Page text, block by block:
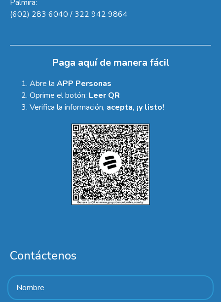
Palmira:
(602) 283 6040 / 322 942 9864
Paga aquí de manera fácil
Abre la APP Personas
Oprime el botón: Leer QR
Verifica la información, acepta, ¡y listo!
Contáctenos